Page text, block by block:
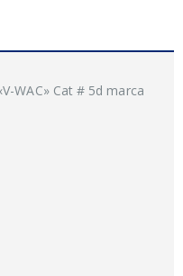
WAC» Cat # 5d marca